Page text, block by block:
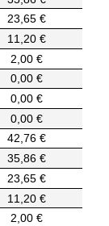
23,65 €
11,20 €
2,00 €
0,00 €
0,00 €
0,00 €
42,76 €
35,86 €
23,65 €
11,20 €
2,00 €